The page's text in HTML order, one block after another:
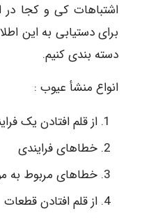
اشتباهات کی و کجا در
برای دستیابی به این
دسته ­بندی کنیم.
انواع منشأ عیوب :
از قلم افتادن یک
خطاهای فرایندی
خطاهای مربوط به
از قلم افتادن قطعات